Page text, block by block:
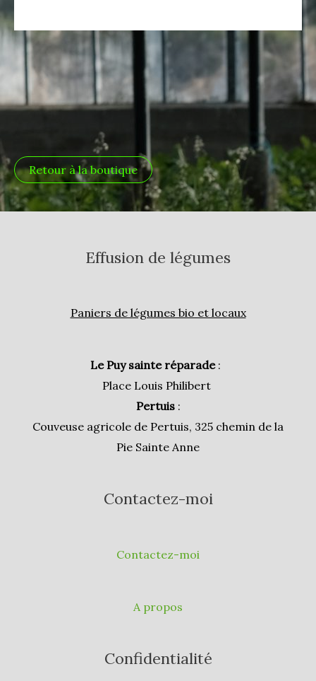
Retour à la boutique
Effusion de légumes
Paniers de légumes bio et locaux
Le Puy sainte réparade:
Place Louis Philibert
Pertuis:
Couveuse agricole de Pertuis, 325 chemin de la
Pie Sainte Anne
Contactez-moi
Contactez-moi
A propos
Confidentialité